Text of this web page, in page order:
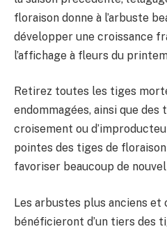
floraison donne à l’arbuste
développer une croissance
l’affichage à fleurs du
Retirez toutes les tiges
endommagées, ainsi que des
croisement ou
pointes des tiges de
favoriser beaucoup de
Les arbustes plus anciens et
bénéficieront d’un tiers des